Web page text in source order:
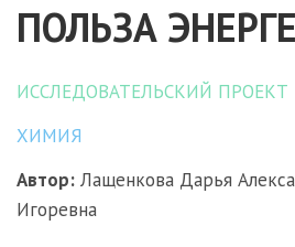
ПОЛЬЗА
ИССЛЕДОВАТЕЛЬСКИЙ ПРОЕКТ
ХИМИЯ
Автор: Лащенкова Дарья
Игоревна